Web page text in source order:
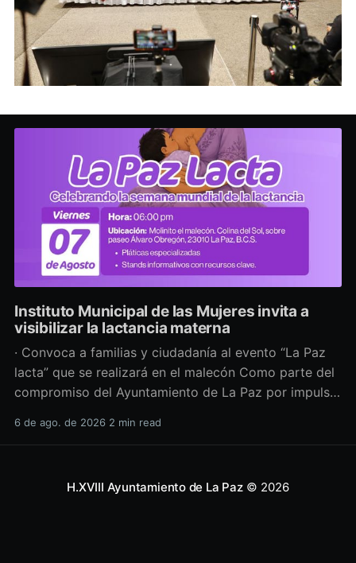
Instituto Municipal de las Mujeres invita a
visibilizar la lactancia materna
· Convoca a familias y ciudadanía al evento “La Paz
lacta” que se realizará en el malecón Como parte del
compromiso del Ayuntamiento de La Paz por impulsar
salud y los derechos de las mujeres, así como generar
6 de ago. de 2026 2 min read
H.XVIII Ayuntamiento de La Paz© 2026